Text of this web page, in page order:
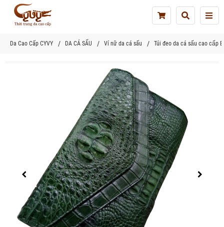
Da Cao Cấp CYVY DA CÁ SẤU Ví nữ da cá sấu Túi đeo da cá sấu cao cấp